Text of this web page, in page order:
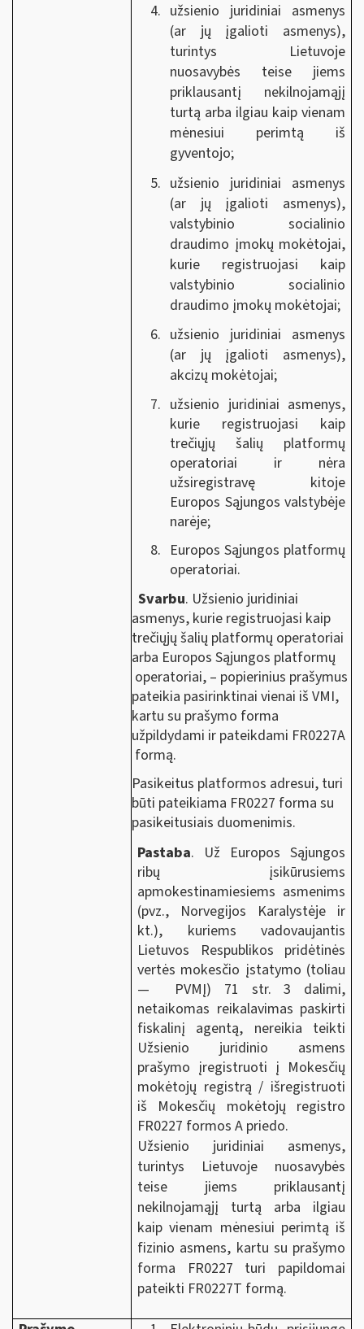
užsienio juridiniai asmenys
(ar jų įgalioti asmenys),
turintys Lietuvoje
nuosavybės teise jiems
priklausantį nekilnojamąjį
turtą arba ilgiau kaip vienam
mėnesiui perimtą iš
gyventojo;
užsienio juridiniai asmenys
(ar jų įgalioti asmenys),
valstybinio socialinio
draudimo įmokų mokėtojai,
kurie registruojasi kaip
valstybinio socialinio
draudimo įmokų mokėtojai;
užsienio juridiniai asmenys
(ar jų įgalioti asmenys),
akcizų mokėtojai;
užsienio juridiniai asmenys,
kurie registruojasi kaip
trečiųjų šalių platformų
operatoriai ir nėra
užsiregistravę kitoje
Europos Sąjungos valstybėje
narėje;
Europos Sąjungos platformų
operatoriai.
Svarbu. Užsienio juridiniai
asmenys, kurie registruojasi kaip
trečiųjų šalių platformų operatoriai
arba Europos Sąjungos platformų
operatoriai, – popierinius prašymus
pateikia pasirinktinai vienai iš VMI,
kartu su prašymo forma
užpildydami ir pateikdami FR0227A
formą.
Pasikeitus platformos adresui, turi
būti pateikiama FR0227 forma su
pasikeitusiais duomenimis.
Pastaba. Už Europos Sąjungos
ribų įsikūrusiems
apmokestinamiesiems asmenims
(pvz., Norvegijos Karalystėje ir
kt.), kuriems vadovaujantis
Lietuvos Respublikos pridėtinės
vertės mokesčio įstatymo (toliau
— PVMĮ) 71 str. 3 dalimi,
netaikomas reikalavimas paskirti
fiskalinį agentą, nereikia teikti
Užsienio juridinio asmens
prašymo įregistruoti į Mokesčių
mokėtojų registrą / išregistruoti
iš Mokesčių mokėtojų registro
FR0227 formos A priedo.
Užsienio juridiniai asmenys,
turintys Lietuvoje nuosavybės
teise jiems priklausantį
nekilnojamąjį turtą arba ilgiau
kaip vienam mėnesiui perimtą iš
fizinio asmens, kartu su prašymo
forma FR0227 turi papildomai
pateikti FR0227T formą.